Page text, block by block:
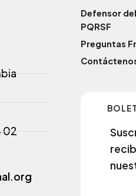
02
Defensor
PQRSF
Preguntas